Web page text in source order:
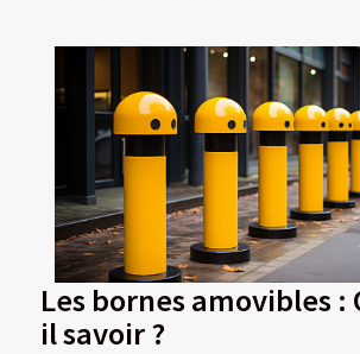
Les bornes amovibles :
il savoir ?